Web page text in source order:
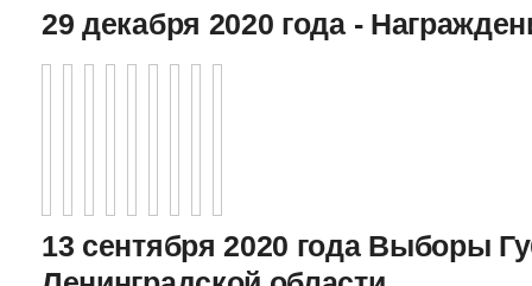
29 декабря 2020 года -
13 сентября 2020 года Выборы